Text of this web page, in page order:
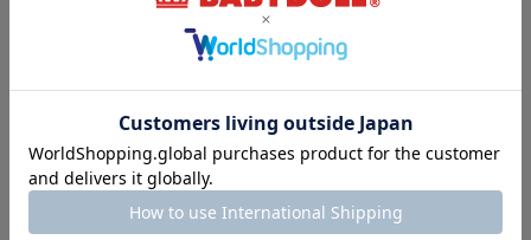
ベビー
80 ～90cm
トップス